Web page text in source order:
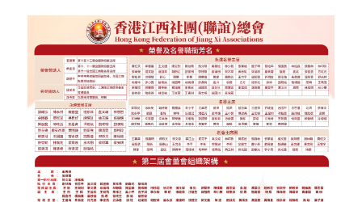
第二屆會董會組織架構
美麗江西
聯絡我們